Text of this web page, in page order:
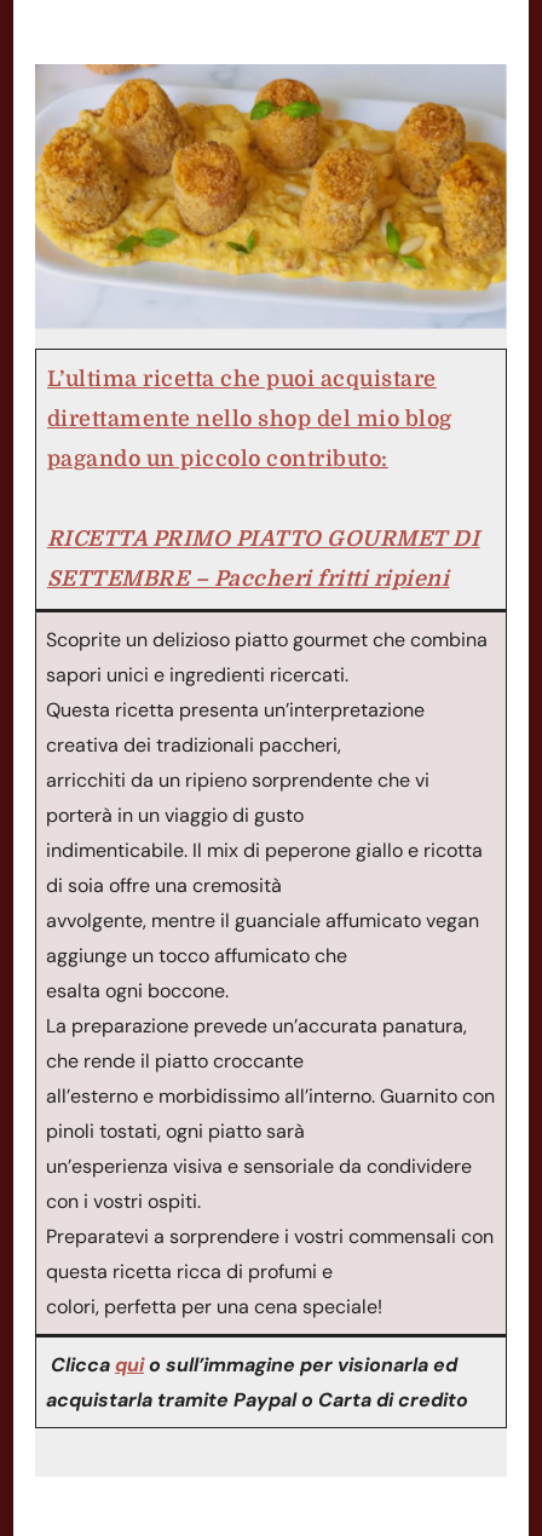
L’ultima ricetta che puoi acquistare
direttamente nello shop del mio blog
pagando un piccolo contributo:
RICETTA PRIMO PIATTO GOURMET DI
SETTEMBRE – Paccheri fritti ripieni
Scoprite un delizioso piatto gourmet che combina
sapori unici e ingredienti ricercati.
Questa ricetta presenta un’interpretazione
creativa dei tradizionali paccheri,
arricchiti da un ripieno sorprendente che vi
porterà in un viaggio di gusto
indimenticabile. Il mix di peperone giallo e ricotta
di soia offre una cremosità
avvolgente, mentre il guanciale affumicato vegan
aggiunge un tocco affumicato che
esalta ogni boccone.
La preparazione prevede un’accurata panatura,
che rende il piatto croccante
all’esterno e morbidissimo all’interno. Guarnito con
pinoli tostati, ogni piatto sarà
un’esperienza visiva e sensoriale da condividere
con i vostri ospiti.
Preparatevi a sorprendere i vostri commensali con
questa ricetta ricca di profumi e
colori, perfetta per una cena speciale!
Cliccaquio sull’immagine per visionarla ed
acquistarla tramite Paypal o Carta di credito